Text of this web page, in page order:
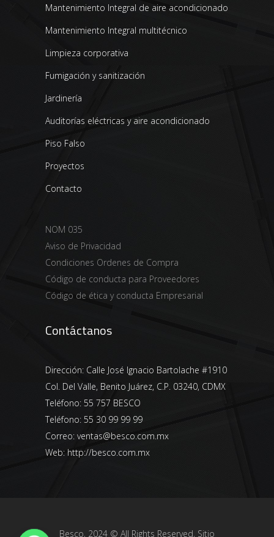
Mantenimiento Integral de aire acondicionado
Mantenimiento Integral multitécnico
Limpieza corporativa
Fumigación y sanitización
Jardinería
Auditorías eléctricas y aire acondicionado
Piso Falso
Proyectos
Contacto
NOM 035
Aviso de Privacidad
Condiciones Ordenes de Compra
Código de conducta para Proveedores
Código de ética y conducta Empresarial
Contáctanos
Dirección: Calle José Ignacio Bartolache #1910
Col. Del Valle, Benito Juárez, C.P. 03240, CDMX
Teléfono: 55 757 BESCO
Teléfono: 55 30 99 99 99
Correo: ventas@besco.com.mx
Web: http://besco.com.mx
Besco, 2024 © All Rights Reserved, Sitio